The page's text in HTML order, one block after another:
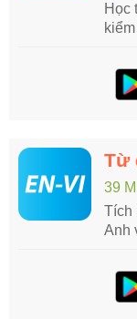
Học
Từ
39
Tích
Anh